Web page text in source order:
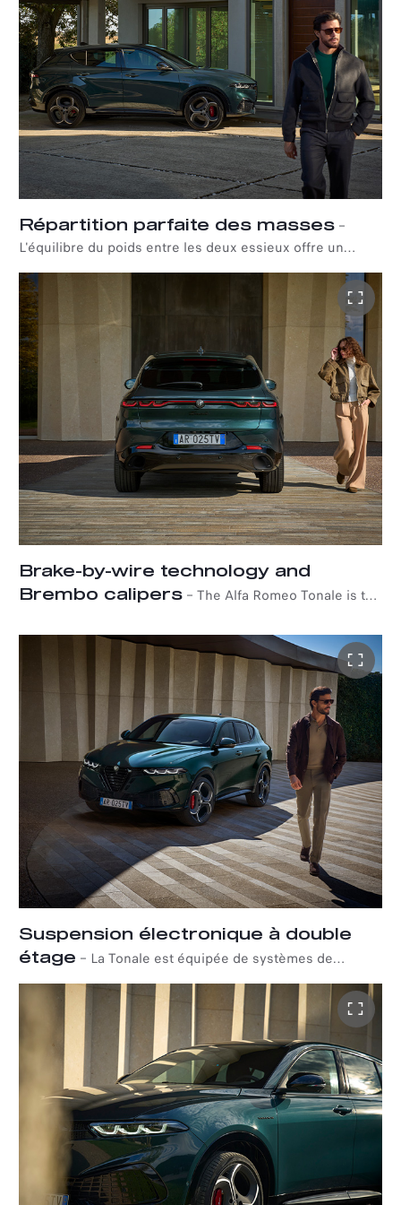
présente également une autre caractéristique distinctive
et emblématique d'Alfa Romeo : des palettes au volant en
aluminium, montées sur la colonne de direction, qui
offrent une alternative réactive et passionnante à la
conduite.
Répartition parfaite des masses –
L'équilibre du poids entre les deux essieux offre un
nouveau niveau de plaisir de conduite. Les modèles
Tonale équipés d'une traction à deux roues motrices
disposent d'un excellent équilibre des masses pour
optimiser le couple au sol et la maniabilité dans les
virages. Cette dernière est encore accentuée dans la
version à transmission intégrale Q4, capable de fournir
du couple aux essieux avant et arrière.
Brake-by-wire technology and
Brembo calipers – The Alfa Romeo Tonale is the
cutting-edge brake-by-wire system, known as IBS
(Integrated Braking System). Innovation and
performance, mechanics and electronics, all come
together to provide great brake responsiveness on the
road and a perfect and consistent brake pedal feeling.
This system allows you to maximise energy regeneration
with reduced vibration and shortened stopping
distances. Overall braking performance on the Veloce
and Sport Speciale versions is enhanced by the adoption
of fixed calipers by Brembo, with four pistons at the
front.
Suspension électronique à double
étage – La Tonale est équipée de systèmes de
suspension intelligents de pointe. De série sur la Veloce,
le système Dual Stage Valve (DSV) s'adapte aux
conditions routières et au comportement de conduite en
quelques millisecondes. Les modes Confort et Sport
permettent aux soupapes et pistons de fonctionner
indépendamment, ajustant avec précision les
amortisseurs pour offrir une conduite parfaitement
synchronisée avec la route.